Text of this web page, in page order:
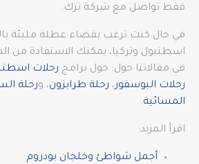
فقط تواصل مع شركة ترك.
في حال كنت ترغب بقضاء عطلة مليئة
اسطنبول وتركيا، يمكنك الاستفادة من
في مقالاتنا حول: حول برامج رحلات
رحلات البوسفور، رحلة طرابزون، ورحلة
المسائية.
اقرأ المزيد:
أجمل شواطئ وخلجان بودروم